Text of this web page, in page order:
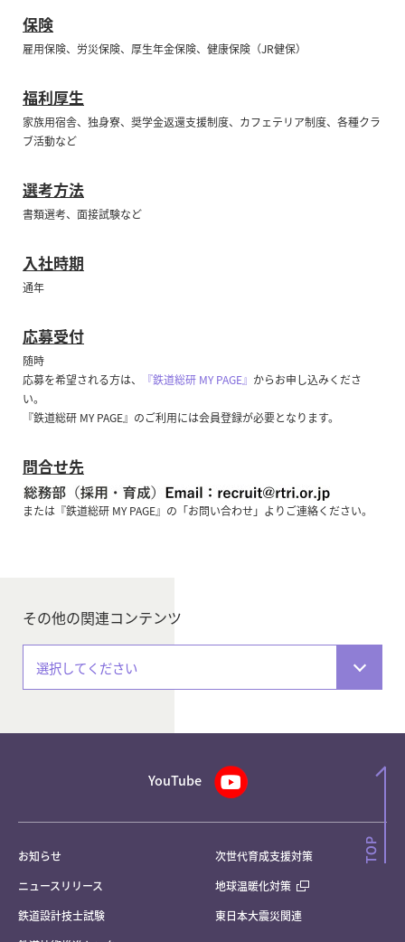
保険
雇用保険、労災保険、厚生年金保険、健康保険（JR健保）
福利厚生
家族用宿舎、独身寮、奨学金返還支援制度、カフェテリア制度、各種クラ
ブ活動など
選考方法
書類選考、面接試験など
入社時期
通年
応募受付
随時
応募を希望される方は、
『鉄道総研 MY PAGE』 からお申し込みくださ
い。
『鉄道総研 MY PAGE』のご利用には会員登録が必要となります。
問合せ先
または『鉄道総研 MY PAGE』の「お問い合わせ」よりご連絡ください。
その他の関連コンテンツ
選択してください
YouTube
お知らせ
ニュースリリース
鉄道設計技士試験
次世代育成支援対策
地球温暖化対策
東日本大震災関連